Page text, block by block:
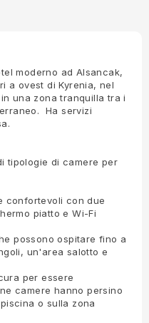
moderno ad Alsancak,
a ovest di Kyrenia, nel
una zona tranquilla tra i
Ha servizi
tipologie di camere per
confortevoli con due
piatto e Wi-Fi
possono ospitare fino a
un'area salotto e
per essere
camere hanno persino
o sulla zona